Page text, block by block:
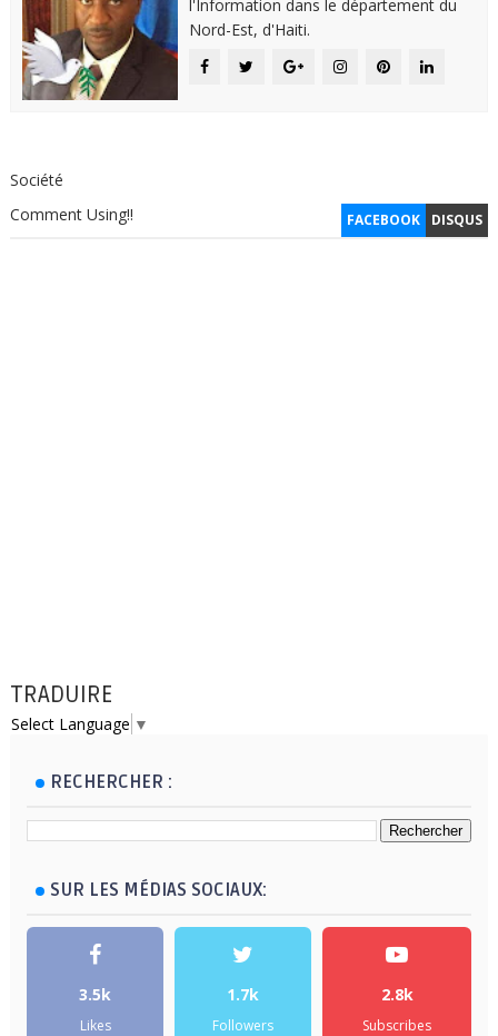
l'Information dans le département du
Nord-Est, d'Haiti.
Société
FACEBOOK DISQUS
Comment Using!!
TRADUIRE
Select Language ▼
RECHERCHER :
SUR LES MÉDIAS SOCIAUX:
3.5k
Likes
1.7k
Followers
2.8k
Subscribes